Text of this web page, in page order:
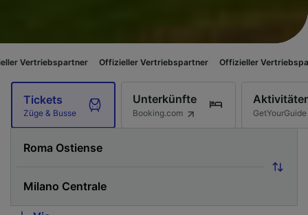
Offizieller Vertriebspartner Offizieller Vertriebspartner
Tickets
Züge & Busse
Unterkünfte
Booking.com GetYourGuide